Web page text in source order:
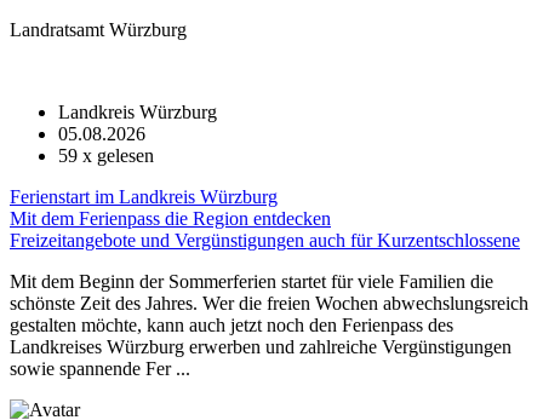
Landratsamt Würzburg
Landkreis Würzburg
05.08.2026
59 x gelesen
Ferienstart im Landkreis Würzburg
Mit dem Ferienpass die Region entdecken
Freizeitangebote und Vergünstigungen auch für Kurzentschlossene
Mit dem Beginn der Sommerferien startet für viele Familien die
schönste Zeit des Jahres. Wer die freien Wochen abwechslungsreich
gestalten möchte, kann auch jetzt noch den Ferienpass des
Landkreises Würzburg erwerben und zahlreiche Vergünstigungen
sowie spannende Fer ...